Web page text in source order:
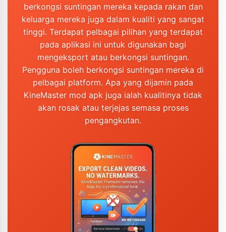
berkongsi suntingan mereka kepada rakan dan
keluarga mereka juga dalam kualiti yang sangat
tinggi. Terdapat pelbagai pilihan yang terdapat
pada aplikasi ini untuk digunakan bagi
mengeksport atau berkongsi suntingan.
Pengguna boleh berkongsi suntingan mereka di
pelbagai platform. Apa yang dijamin pada
KineMaster mod apk juga ialah kualitinya tidak
akan rosak atau terjejas semasa proses
pengangkutan.